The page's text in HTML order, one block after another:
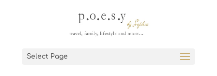
Select Page